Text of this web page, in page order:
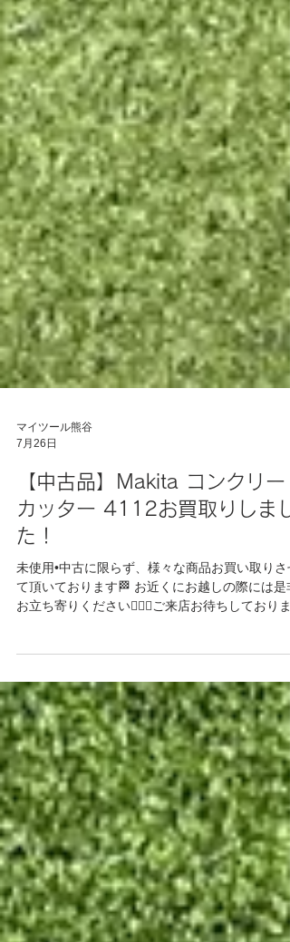
マイツール熊谷
7月26日
【中古品】Makita コンクリー
た！
未使用•中古に限らず、様々な商品お買い取りさ
お立ち寄りください💁🏻‍♀️ご来店お待ちしておりま
クル #埼玉県 #群馬県 #熊谷市 #深谷市 #太田市 #
行田市 #桶川市 #北本市 #東松山市 #吉見町 #工
販売 #リサイクルショップ #リサイクル工具 #高
買取 #整備 #Makita #工具整備 埼玉県熊谷市自動
整備工具,建設工具,電材など未使用品中古品お取
扱いしています。 ご来店お待ちしております。
売価格についてはお電話にてお問い合わせくださ
い。 営業時間 10時～19時 お買い取りの受付は
時30分までとなります。 定休日=月 Email
mytoolkumagaya21@yahoo.co.jp